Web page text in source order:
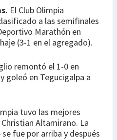
El Club Olimpia
a las semifinales
Marathón en
(3-1 en el agregado).
remontó el 1-0 en
goleó en Tegucigalpa a
tuvo las mejores
Altamirano. La
fue por arriba y después